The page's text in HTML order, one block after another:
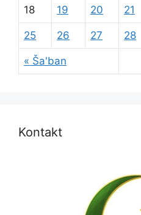
« Ša'ban
18 19 20 21
25 26 27 28
Kontakt